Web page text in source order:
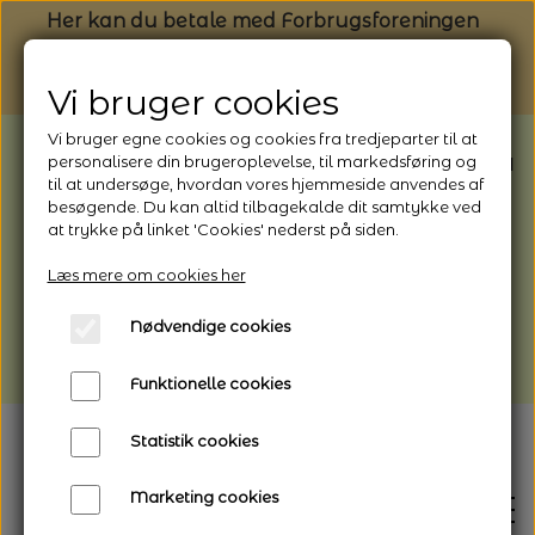
Her kan du betale med Forbrugsforeningen
BEMÆRK: Butikken har ferielukket* fra
1/8 - 9/8 - 2026
*Webshoppen er åben og sender hele
afhentning
Vi gør opmærksom på, at der kan være lidt
længere leveringstid
Vi bruger cookies
Vi bruger egne cookies og cookies fra tredjeparter til at
personalisere din brugeroplevelse, til markedsføring og
til at undersøge, hvordan vores hjemmeside anvendes af
besøgende. Du kan altid tilbagekalde dit samtykke ved
at trykke på linket 'Cookies' nederst på siden.
Læs mere om cookies her
Nødvendige cookies
Funktionelle cookies
Statistik cookies
Marketing cookies